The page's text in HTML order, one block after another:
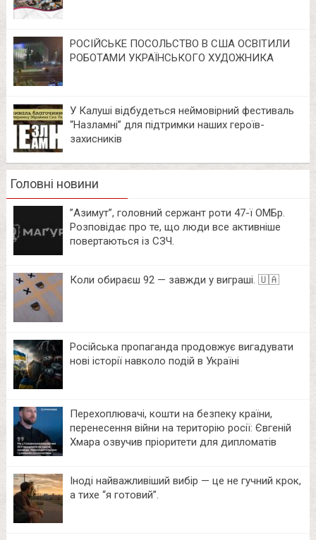
РОСІЙСЬКЕ ПОСОЛЬСТВО В США ОСВІТИЛИ
РОБОТАМИ УКРАЇНСЬКОГО ХУДОЖНИКА
У Калуші відбудеться неймовірний фестиваль
“Назламні” для підтримки наших героїв-
захисників
Головні новини
⁨”Азимут”, головний сержант роти 47-ї ОМБр.
Розповідає про те, що люди все активніше
повертаються із СЗЧ.
Коли обираєш 92 — завжди у виграші. 🇺🇦
Російська пропаганда продовжує вигадувати
нові історії навколо подій в Україні
Перехоплювачі, кошти на безпеку країни,
перенесення війни на територію росії: Євгеній
Хмара озвучив пріоритети для дипломатів
Іноді найважливіший вибір — це не гучний крок,
а тихе “я готовий”.